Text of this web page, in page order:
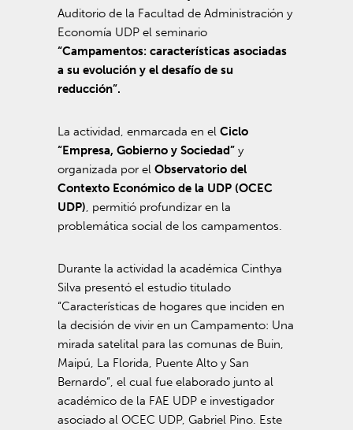
Auditorio de la Facultad de Administración y
Economía UDP el seminario
“Campamentos: características asociadas
a su evolución y el desafío de su
reducción”.
La actividad, enmarcada en elCiclo
“Empresa, Gobierno y Sociedad” y
organizada por elObservatorio del
Contexto Económico de la UDP (OCEC
UDP), permitió profundizar en la
problemática social de los campamentos.
Durante la actividad la académica Cinthya
Silva presentó el estudio titulado
“Características de hogares que inciden en
la decisión de vivir en un Campamento: Una
mirada satelital para las comunas de Buin,
Maipú, La Florida, Puente Alto y San
Bernardo”, el cual fue elaborado junto al
académico de la FAE UDP e investigador
asociado al OCEC UDP, Gabriel Pino. Este